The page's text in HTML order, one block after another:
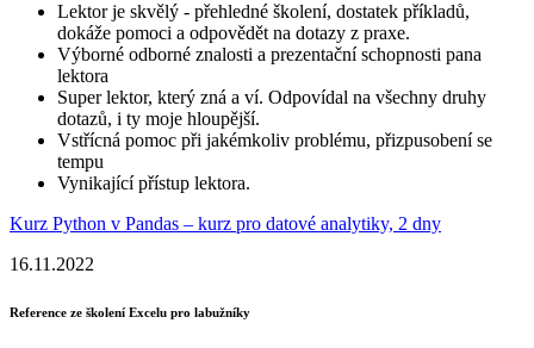
Lektor je skvělý - přehledné školení, dostatek příkladů,
dokáže pomoci a odpovědět na dotazy z praxe.
Výborné odborné znalosti a prezentační schopnosti pana
lektora
Super lektor, který zná a ví. Odpovídal na všechny druhy
dotazů, i ty moje hloupější.
Vstřícná pomoc při jakémkoliv problému, přizpusobení se
tempu
Vynikající přístup lektora.
Kurz Python v Pandas – kurz pro datové analytiky, 2 dny
16.11.2022
Reference ze školení Excelu pro labužníky